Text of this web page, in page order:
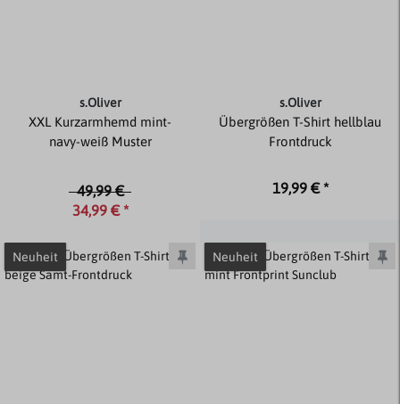
s.Oliver
XXL Kurzarmhemd mint-
navy-weiß Muster
49,99 €
34,99 € *
s.Oliver
Übergrößen T-Shirt hellblau
Frontdruck
19,99 € *
Neuheit Neuheit